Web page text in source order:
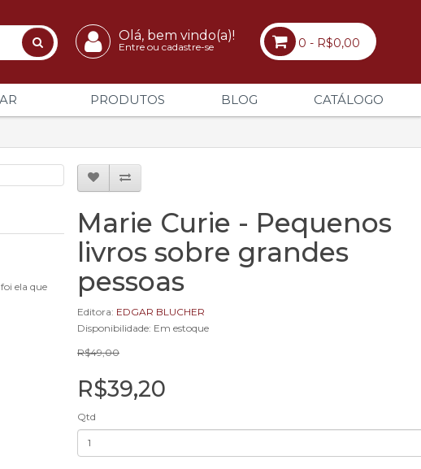
Olá, bem vindo(a)!
Entre ou cadastre-se 0 - R$0,00
PRODUTOS BLOG CATÁLOGO
ela que
Marie Curie - Pequenos
livros sobre grandes
pessoas
Editora: EDGAR BLUCHER
Disponibilidade: Em estoque
R$49,00
R$39,20
Qtd